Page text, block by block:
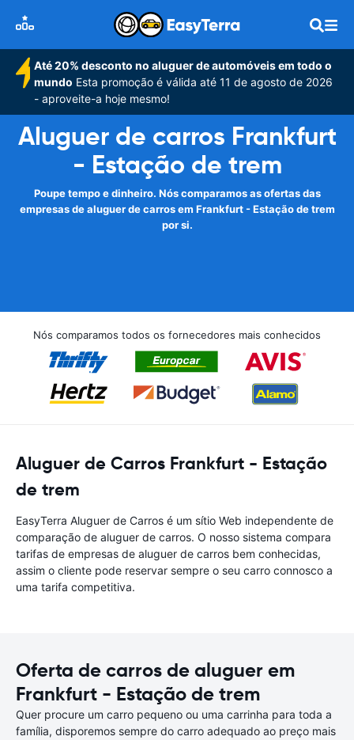
Até 20% desconto no aluguer de automóveis em todo o
mundo Esta promoção é válida até 11 de agosto de 2026
- aproveite-a hoje mesmo!
Aluguer de carros Frankfurt
- Estação de trem
Poupe tempo e dinheiro. Nós comparamos as ofertas das
empresas de aluguer de carros em Frankfurt - Estação de trem
por si.
Nós comparamos todos os fornecedores mais conhecidos
Aluguer de Carros Frankfurt - Estação
de trem
EasyTerra Aluguer de Carros é um sítio Web independente de
comparação de aluguer de carros. O nosso sistema compara
tarifas de empresas de aluguer de carros bem conhecidas,
assim o cliente pode reservar sempre o seu carro connosco a
uma tarifa competitiva.
Oferta de carros de aluguer em
Frankfurt - Estação de trem
Quer procure um carro pequeno ou uma carrinha para toda a
família, disporemos sempre do carro adequado ao preço mais